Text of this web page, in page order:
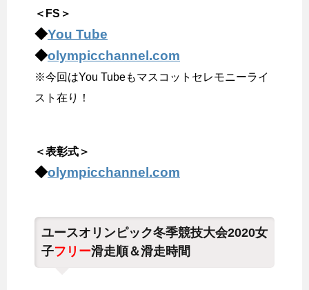
＜FS＞
◆You Tube
◆olympicchannel.com
※今回はYou Tubeもマスコットセレモニーライ
スト在り！
＜表彰式＞
◆olympicchannel.com
ユースオリンピック冬季競技大会2020女
子フリー滑走順＆滑走時間